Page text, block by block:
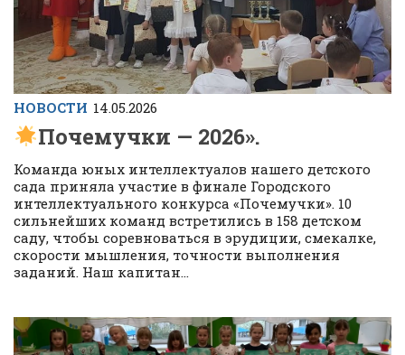
НОВОСТИ 14.05.2026
Почемучки — 2026».
Команда юных интеллектуалов нашего детского
сада приняла участие в финале Городского
интеллектуального конкурса «Почемучки». 10
сильнейших команд встретились в 158 детском
саду, чтобы соревноваться в эрудиции, смекалке,
скорости мышления, точности выполнения
заданий. Наш капитан...